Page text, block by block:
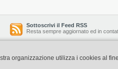
Sottoscrivi il Feed RSS
Resta sempre aggiornato ed in
Copyright ©
organizzazione utilizza i cookies al